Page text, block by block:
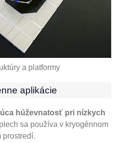
a platformy
aplikácie
húževnatosť pri nízkych
sa používa v kryogénnom
prostredí.